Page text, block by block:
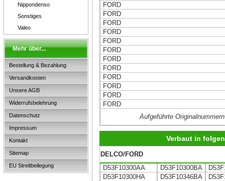
Nippondenso
Sonstiges
Valeo
Mehr über...
Bestellung & Bezahlung
Versandkosten
Unsere AGB
Widerrufsbelehrung
Datenschutz
Impressum
Kontakt
Sitemap
EU Streitbeilegung
Aufgeführte
FORD
FORD
FORD
FORD
FORD
FORD
FORD
FORD
FORD
FORD
FORD
FORD
Verbaut in
DELCO/FORD
D53F10300AA
D53F10300BA
D53F10300HA
D53F10346BA